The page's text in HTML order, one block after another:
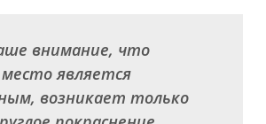
внимание, что
является
возникает только